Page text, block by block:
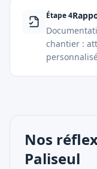
Étape4
chantier :
Nos
Paliseul